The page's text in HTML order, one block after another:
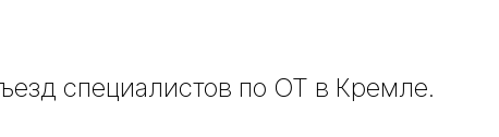
специалистов по ОТ в Кремле.